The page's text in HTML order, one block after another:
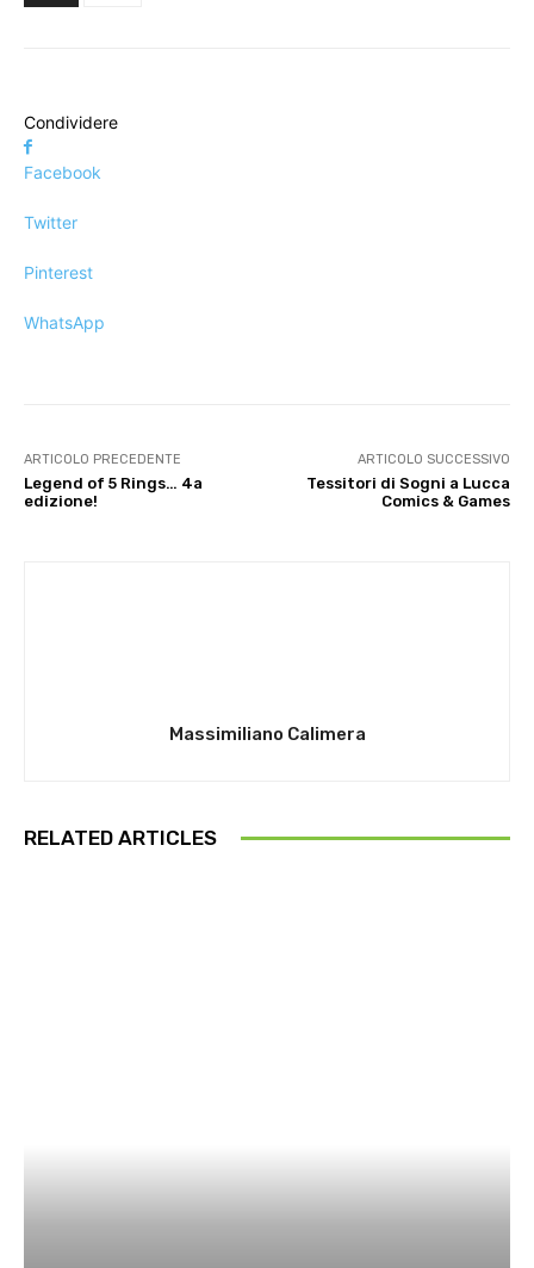
Condividere
Facebook
Twitter
Pinterest
WhatsApp
ARTICOLO PRECEDENTE
Legend of 5 Rings… 4a
edizione!
ARTICOLO SUCCESSIVO
Tessitori di Sogni a Lucca
Comics & Games
Massimiliano Calimera
RELATED ARTICLES